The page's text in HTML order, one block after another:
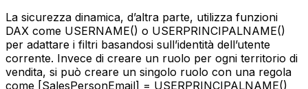
La sicurezza dinamica, d’altra parte, utilizza funzioni
DAX come USERNAME() o USERPRINCIPALNAME()
per adattare i filtri basandosi sull’identità dell’utente
corrente. Invece di creare un ruolo per ogni territorio di
vendita, si può creare un singolo ruolo con una regola
come [SalesPersonEmail] = USERPRINCIPALNAME()